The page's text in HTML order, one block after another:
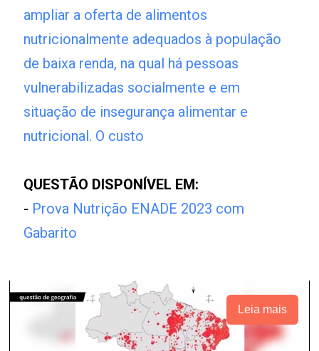
ampliar a oferta de alimentos
nutricionalmente adequados à população
de baixa renda, na qual há pessoas
vulnerabilizadas socialmente e em
situação de insegurança alimentar e
nutricional. O custo
QUESTÃO DISPONÍVEL EM:
- Prova Nutrição ENADE 2023 com
Gabarito
Leia mais